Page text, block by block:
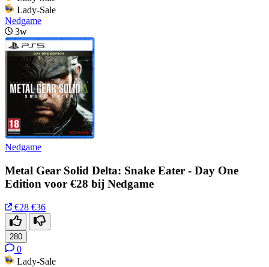
Lady-Sale
Nedgame
3w
Nedgame
Metal Gear Solid Delta: Snake Eater - Day One
Edition voor €28 bij Nedgame
€28 €36
280
0
Lady-Sale